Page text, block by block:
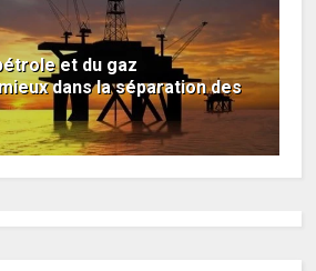
et du gaz
dans la séparation des